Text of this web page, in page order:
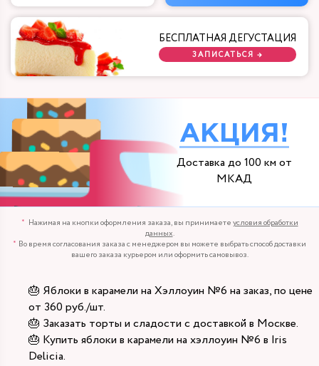
БЕСПЛАТНАЯ ДЕГУСТАЦИЯ
ЗАПИСАТЬСЯ →
АКЦИЯ!
Доставка до 100 км от
МКАД
Нажимая на кнопки оформления заказа, вы принимаетеусловия обработки
данных.
Во время согласования заказа с менеджером вы можете выбрать способ доставки
вашего заказа курьером или оформить самовывоз.
🎂 Яблоки в карамели на Хэллоуин №6 на заказ, по цене
от 360 руб./шт.
🎂 Заказать торты и сладости с доставкой в Москве.
🎂 Купить яблоки в карамели на хэллоуин №6 в Iris
Delicia.